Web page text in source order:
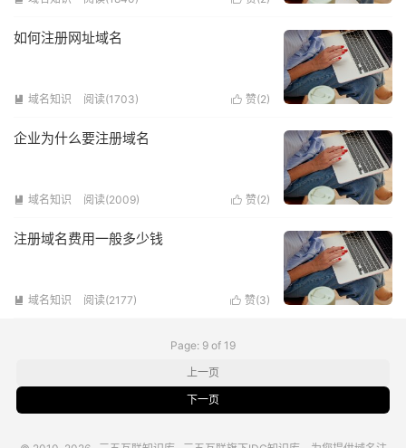
如何注册网址域名
 域名知识 阅读(1703)  赞(2)
企业为什么要注册域名
 域名知识 阅读(2009)  赞(2)
注册域名费用一般多少钱
 域名知识 阅读(2177)  赞(3)
Page: 9 of 19
上一页
下一页